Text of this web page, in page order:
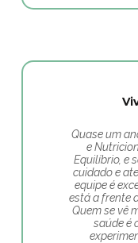
Quase um
e
Equilíbrio, e
cuidado e
equipe é
está a frente
Quem se vê
saúde é